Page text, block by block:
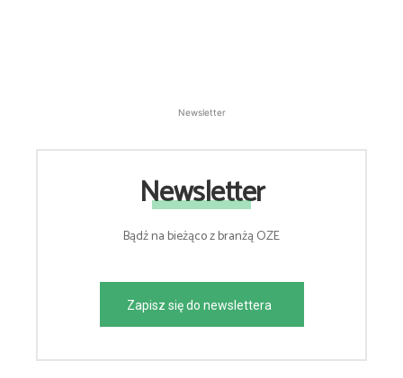
Newsletter
Newsletter
Bądź na bieżąco z branżą OZE
Zapisz się do newslettera